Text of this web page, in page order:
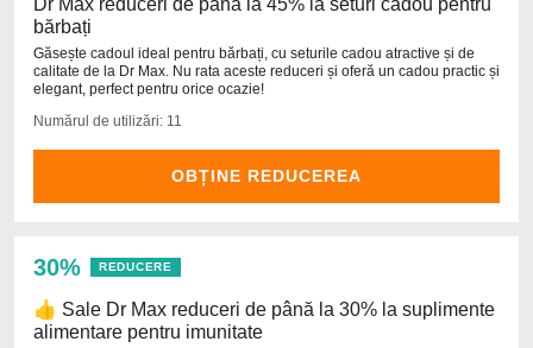
bărbați
Găsește cadoul ideal pentru bărbați, cu seturile cadou atractive și de
calitate de la Dr Max. Nu rata aceste reduceri și oferă un cadou practic și
elegant, perfect pentru orice ocazie!
Numărul de utilizări: 11
OBȚINE REDUCEREA
30% REDUCERE
👍 Sale Dr Max reduceri de până la 30% la suplimente
alimentare pentru imunitate